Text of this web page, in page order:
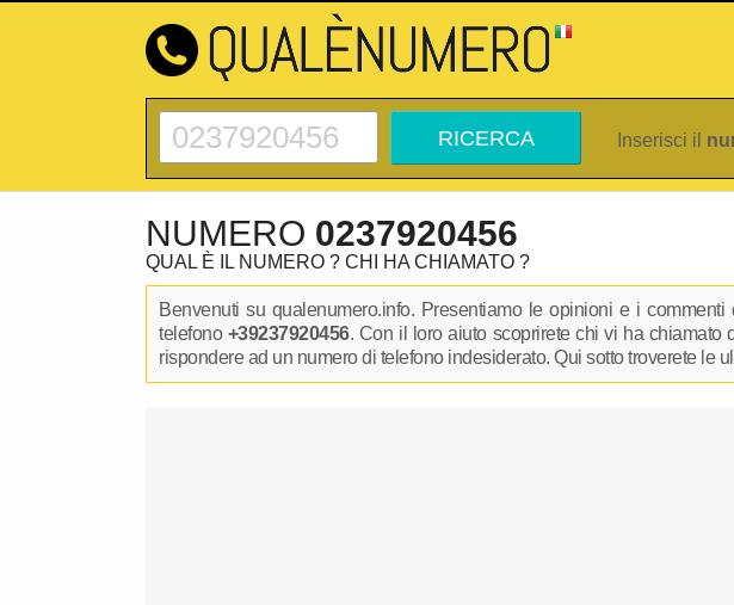
Inserisci il
NUMERO 0237920456
QUAL È IL NUMERO ? CHI HA CHIAMATO ?
Benvenuti su qualenumero.info. Presentiamo le opinioni e i
telefono +39237920456. Con il loro aiuto scoprirete chi vi ha chiamato
rispondere ad un numero di telefono indesiderato. Qui sotto troverete le